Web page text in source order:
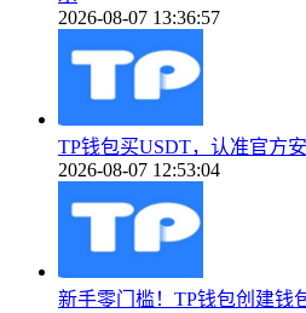
2026-08-07 13:36:57
TP钱包买USDT，认准官方
2026-08-07 12:53:04
新手零门槛！TP钱包创建钱